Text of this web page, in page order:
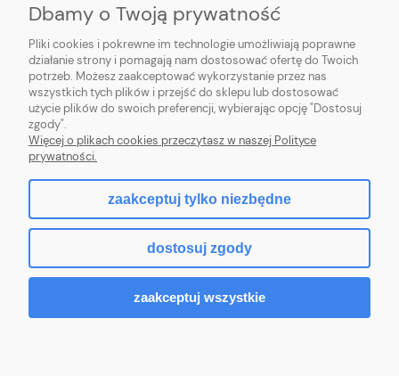
PŁATNOŚCI I DOSTAWA
INFORMACJE
O NAS
Sklep internetowy Shoper.pl
Dbamy o Twoją prywatność
Pliki cookies i pokrewne im technologie umożliwiają poprawne
działanie strony i pomagają nam dostosować ofertę do Twoich
potrzeb. Możesz zaakceptować wykorzystanie przez nas
wszystkich tych plików i przejść do sklepu lub dostosować
użycie plików do swoich preferencji, wybierając opcję "Dostosuj
zgody".
Więcej o plikach cookies przeczytasz w naszej Polityce
prywatności.
zaakceptuj tylko niezbędne
dostosuj zgody
zaakceptuj wszystkie